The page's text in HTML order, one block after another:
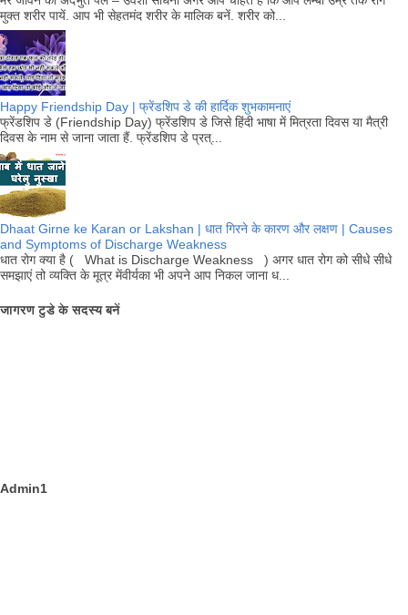
मुक्त शरीर पायें. आप भी सेहतमंद शरीर के मालिक बनें. शरीर को...
Happy Friendship Day | फ्रेंडशिप डे की हार्दिक शुभकामनाएं
फ्रेंडशिप डे (Friendship Day) फ्रेंडशिप डे जिसे हिंदी भाषा में मित्रता दिवस या मैत्री
दिवस के नाम से जाना जाता हैं. फ्रेंडशिप डे प्रत्...
Dhaat Girne ke Karan or Lakshan | धात गिरने के कारण और लक्षण | Causes
and Symptoms of Discharge Weakness
धात रोग क्या है ( What is Discharge Weakness ) अगर धात रोग को सीधे सीधे
समझाएं तो व्यक्ति के मूत्र मेंवीर्यका भी अपने आप निकल जाना ध...
जागरण टुडे के सदस्य बनें
Admin1